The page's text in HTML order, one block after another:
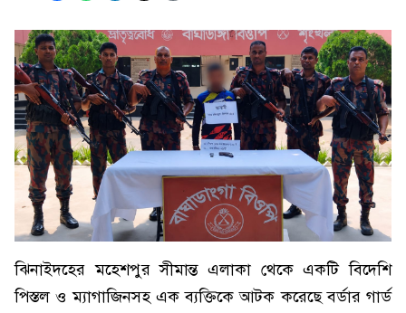
ঝিনাইদহের মহেশপুর সীমান্ত এলাকা থেকে একটি বিদেশি
পিস্তল ও ম্যাগাজিনসহ এক ব্যক্তিকে আটক করেছে বর্ডার গার্ড